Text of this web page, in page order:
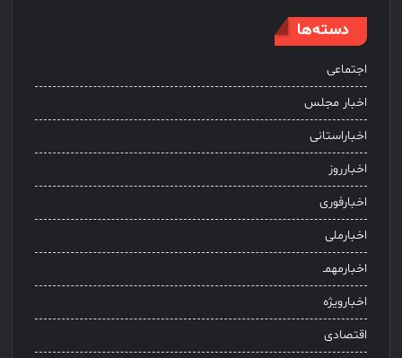
دسته‌ها
اجتماعی
اخبار مجلس
اخباراستانی
اخبارروز
اخبارفوری
اخبارملی
اخبارمهمـ
اخبارویژه
اقتصادی